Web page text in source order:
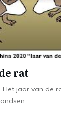
rat
jaar van de
...